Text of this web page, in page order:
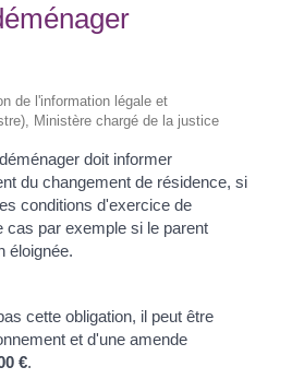
de l'information légale et
Ministère chargé de la justice
doit informer
du changement de résidence, si
conditions d'exercice de
cas par exemple si le parent
éloignée.
cette obligation, il peut être
et d'une amende
€.